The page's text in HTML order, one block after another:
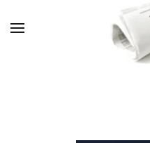
Zum Hauptinhalt